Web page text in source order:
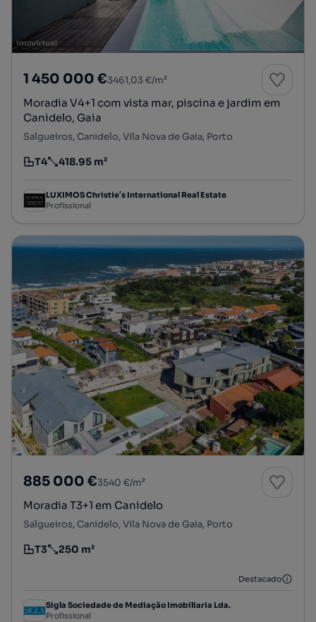
1 450 000 €3461,03 €/m²
Moradia V4+1 com vista mar, piscina e jardim em
Canidelo, Gaia
Salgueiros, Canidelo, Vila Nova de Gaia, Porto
Tipologia
T4
Preço por metro quadrado
418.95 m²
LUXIMOS Christie´s International Real Estate
Profissional
885 000 €3540 €/m²
Moradia T3+1 em Canidelo
Salgueiros, Canidelo, Vila Nova de Gaia, Porto
Tipologia
T3
Preço por metro quadrado
250 m²
Destacado
Sigla Sociedade de Mediação Imobiliaria Lda.
Profissional